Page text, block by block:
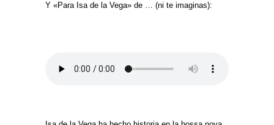
Y «Para Isa de la Vega» de … (ni te imaginas):